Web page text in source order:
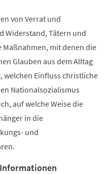
von Verrat und
Widerstand, Tätern und
Maßnahmen, mit denen die
Glauben aus dem Alltag
welchen Einfluss christliche
Nationalsozialismus
auf welche Weise die
in die
und
Informationen